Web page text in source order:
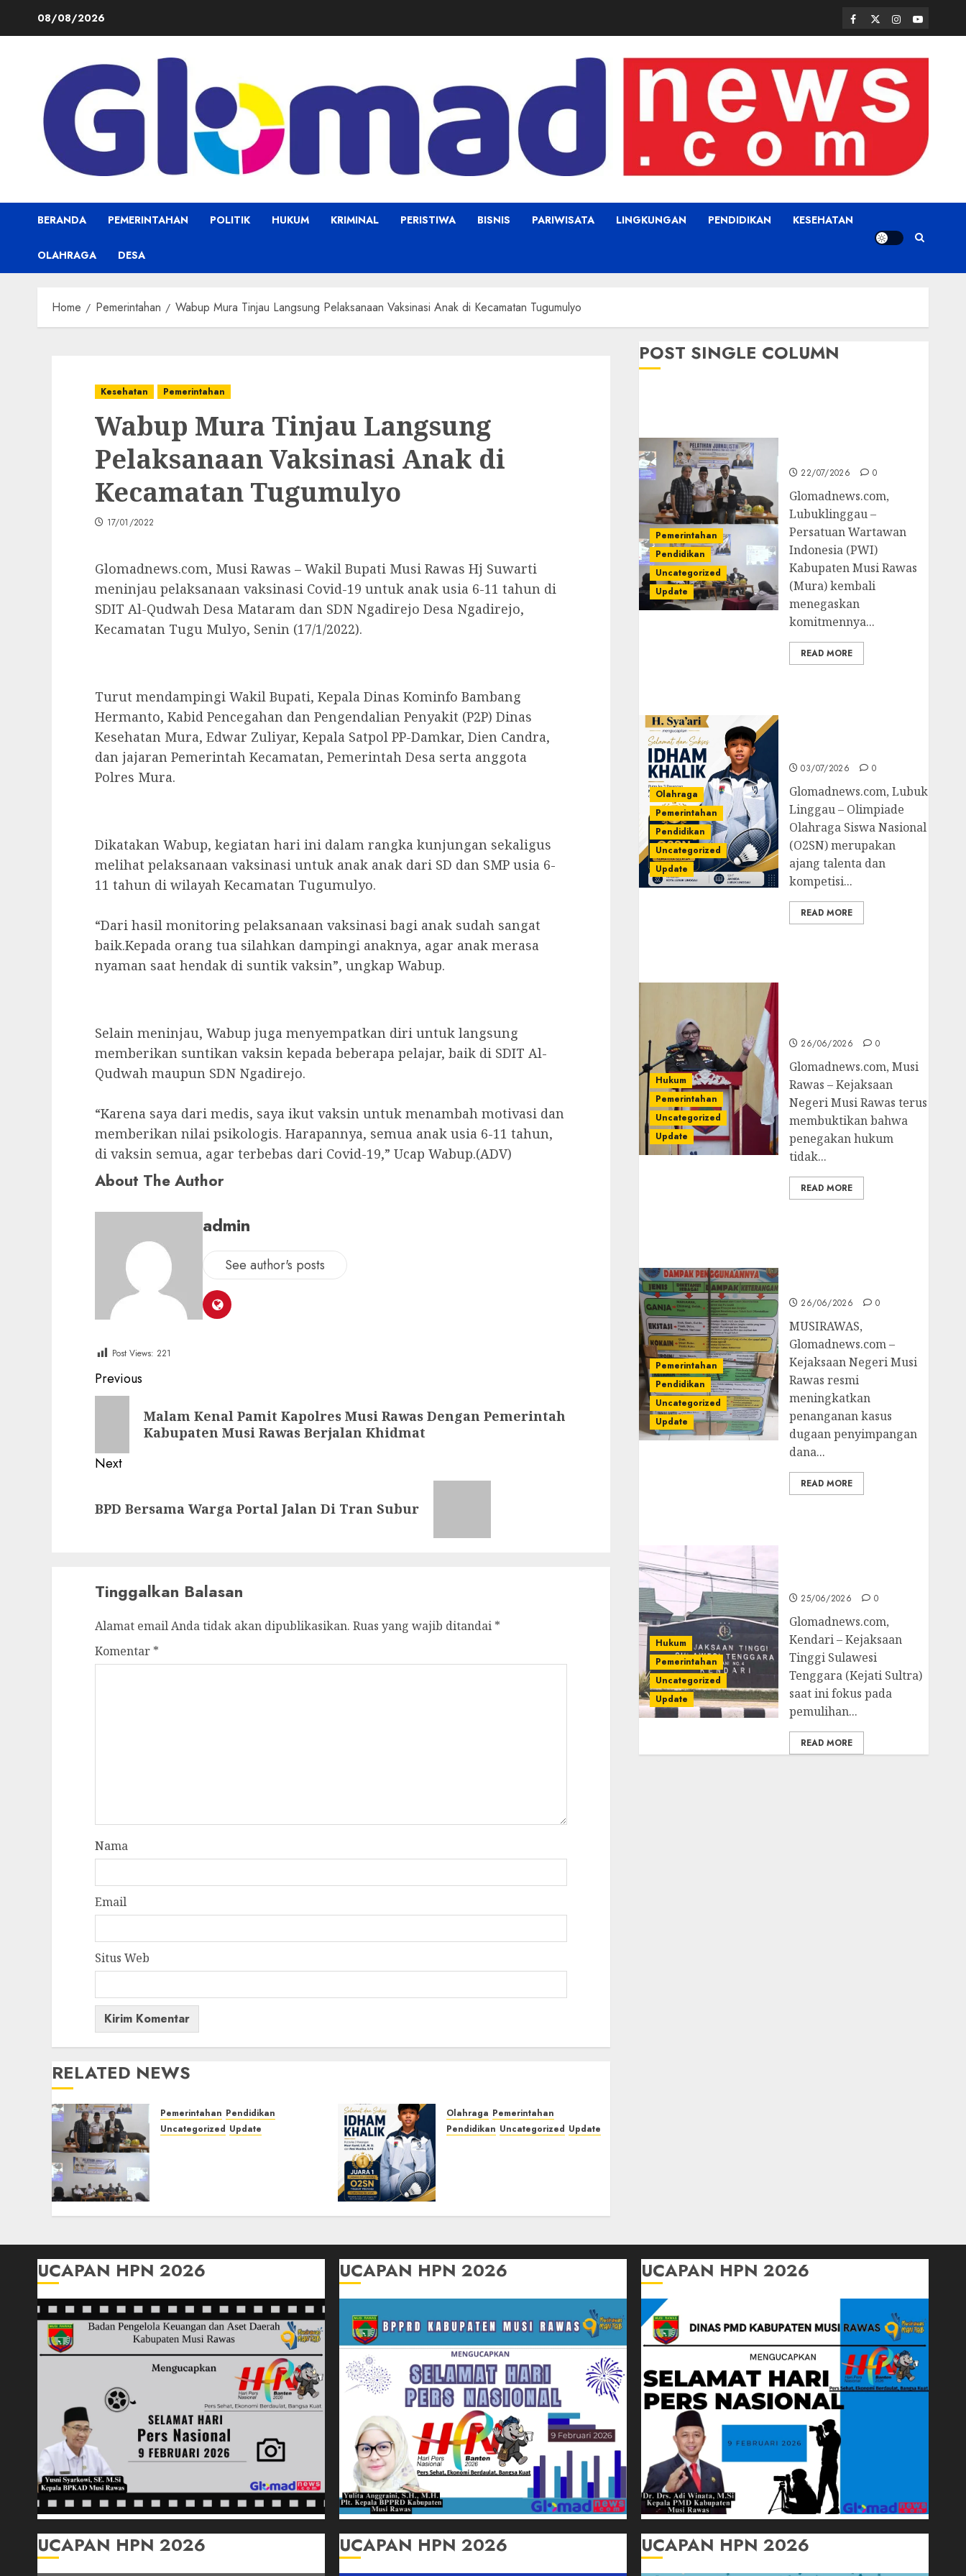
08/08/2026 Facebook
TwitterInstagram
Youtube
BERANDA PEMERINTAHAN POLITIK HUKUM KRIMINAL PERISTIWA BISNIS PARIWISATA LINGKUNGAN PENDIDIKAN KESEHATAN
OLAHRAGA DESA
Home Pemerintahan Wabup Mura Tinjau Langsung Pelaksanaan Vaksinasi Anak di Kecamatan Tugumulyo
Kesehatan Pemerintahan
Wabup Mura Tinjau Langsung
Pelaksanaan Vaksinasi Anak di
Kecamatan Tugumulyo
17/01/2022
Glomadnews.com, Musi Rawas – Wakil Bupati Musi Rawas Hj Suwarti
meninjau pelaksanaan vaksinasi Covid-19 untuk anak usia 6-11 tahun di
SDIT Al-Qudwah Desa Mataram dan SDN Ngadirejo Desa Ngadirejo,
Kecamatan Tugu Mulyo, Senin (17/1/2022).
Turut mendampingi Wakil Bupati, Kepala Dinas Kominfo Bambang
Hermanto, Kabid Pencegahan dan Pengendalian Penyakit (P2P) Dinas
Kesehatan Mura, Edwar Zuliyar, Kepala Satpol PP-Damkar, Dien Candra,
dan jajaran Pemerintah Kecamatan, Pemerintah Desa serta anggota
Polres Mura.
Dikatakan Wabup, kegiatan hari ini dalam rangka kunjungan sekaligus
melihat pelaksanaan vaksinasi untuk anak anak dari SD dan SMP usia 6-
11 tahun di wilayah Kecamatan Tugumulyo.
“Dari hasil monitoring pelaksanaan vaksinasi bagi anak sudah sangat
baik.Kepada orang tua silahkan dampingi anaknya, agar anak merasa
nyaman saat hendak di suntik vaksin”, ungkap Wabup.
Selain meninjau, Wabup juga menyempatkan diri untuk langsung
memberikan suntikan vaksin kepada beberapa pelajar, baik di SDIT Al-
Qudwah maupun SDN Ngadirejo.
“Karena saya dari medis, saya ikut vaksin untuk menambah motivasi dan
memberikan nilai psikologis. Harapannya, semua anak usia 6-11 tahun,
di vaksin semua, agar terbebas dari Covid-19,” Ucap Wabup.(ADV)
About The Author
admin
See author's posts
Post Views: 221
Post
navigation
Previous
Malam Kenal Pamit Kapolres Musi Rawas Dengan Pemerintah
Kabupaten Musi Rawas Berjalan Khidmat
Next
post:
BPD Bersama Warga Portal Jalan Di Tran Subur
Tinggalkan Balasan
Alamat email Anda tidak akan dipublikasikan. Ruas yang wajib ditandai *
Komentar *
Nama
Email
Situs Web
RELATED NEWS
Pemerintahan Pendidikan
Uncategorized Update
Olahraga Pemerintahan
Pendidikan Uncategorized Update
POST SINGLE COLUMN
Pemerintahan
Pendidikan
Uncategorized
Update
22/07/2026 0
Glomadnews.com,
Lubuklinggau –
Persatuan Wartawan
Indonesia (PWI)
Kabupaten Musi Rawas
(Mura) kembali
menegaskan
komitmennya...
READ MORE
Olahraga
Pemerintahan
Pendidikan
Uncategorized
Update
03/07/2026 0
Glomadnews.com, Lubuk
Linggau – Olimpiade
Olahraga Siswa Nasional
(O2SN) merupakan
ajang talenta dan
kompetisi...
READ MORE
Hukum
Pemerintahan
Uncategorized
Update
26/06/2026 0
Glomadnews.com, Musi
Rawas – Kejaksaan
Negeri Musi Rawas terus
membuktikan bahwa
penegakan hukum
tidak...
READ MORE
Pemerintahan
Pendidikan
Uncategorized
Update
26/06/2026 0
MUSIRAWAS,
Glomadnews.com –
Kejaksaan Negeri Musi
Rawas resmi
meningkatkan
penanganan kasus
dugaan penyimpangan
dana...
READ MORE
Hukum
Pemerintahan
Uncategorized
Update
25/06/2026 0
Glomadnews.com,
Kendari – Kejaksaan
Tinggi Sulawesi
Tenggara (Kejati Sultra)
saat ini fokus pada
pemulihan...
READ MORE
UCAPAN HPN 2026
UCAPAN HPN 2026
UCAPAN HPN 2026
UCAPAN HPN 2026
UCAPAN HPN 2026
UCAPAN HPN 2026